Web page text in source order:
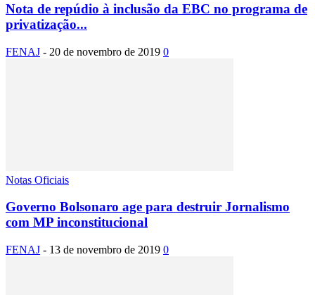
Nota de repúdio à inclusão da EBC no programa de
privatização...
FENAJ - 20 de novembro de 2019 0
Notas Oficiais
Governo Bolsonaro age para destruir Jornalismo
com MP inconstitucional
FENAJ - 13 de novembro de 2019 0